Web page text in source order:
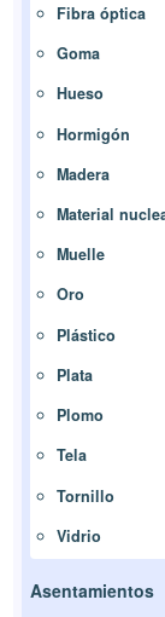
Fibra óptica
Goma
Hueso
Hormigón
Madera
Material
Muelle
Oro
Plástico
Plata
Plomo
Tela
Tornillo
Vidrio
Asentamientos